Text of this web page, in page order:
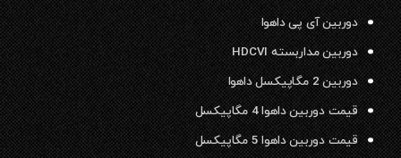
دوربین آی پی داهوا
دوربین مداربسته HDCVI
دوربین 2 مگاپیکسل داهوا
قیمت دوربین داهوا 4 مگاپیکسل
قیمت دوربین داهوا 5 مگاپیکسل